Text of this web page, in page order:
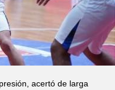
acertó de larga